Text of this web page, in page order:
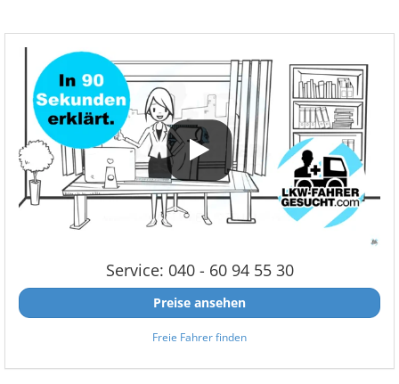
Service: 040 - 60 94 55 30
Preise ansehen
Freie Fahrer finden